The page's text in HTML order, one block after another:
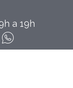
a 19h